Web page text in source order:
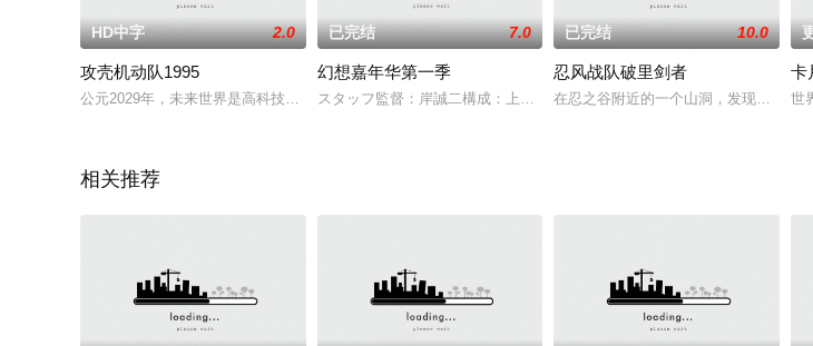
HD中字 2.0
攻壳机动队1995
公元2029年，未来世界是高科技与信息化的世界。人类生活水平的提高伴随着犯罪活动的高科技化，于是，专
已完结 7.0
幻想嘉年华第一季
スタッフ監督：岸誠二構成：上江洲誠キャラクターデザイン・総作画監督：
已完结 10.0
忍风战队破里剑者
在忍之谷附近的一个山洞，发现不明物
卡
世
相关推荐